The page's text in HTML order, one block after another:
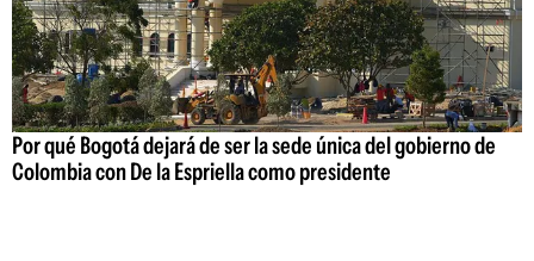
Por qué Bogotá dejará de ser la sede única del gobierno de
Colombia con De la Espriella como presidente